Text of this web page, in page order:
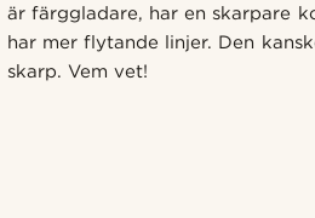
är färggladare, har en skarpare
har mer flytande linjer. Den
skarp. Vem vet!